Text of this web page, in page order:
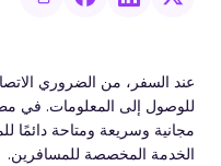
عند السفر، من الضروري
مجانية وسريعة ومتاحة دائمًا
الخدمة المخصصة للمسافرين.